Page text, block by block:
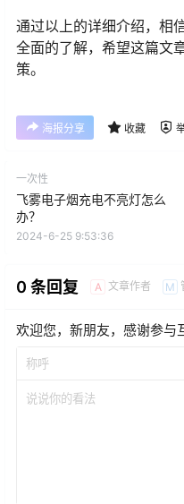
通过以上的详细介绍，相
全面的了解，希望这篇文
策。
海报分享 收藏
一次性
飞雾电子烟充电不亮灯怎么
办？
2024-6-25 9:53:36
0 条回复 A 文章作者 M
欢迎您，新朋友，感谢参与